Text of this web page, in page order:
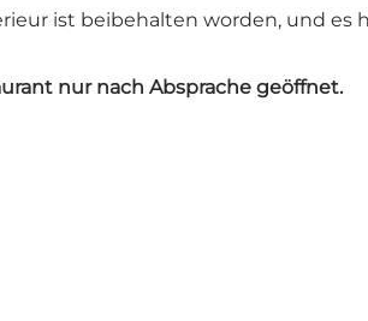
ist beibehalten worden, und
nur nach Absprache geöffnet.